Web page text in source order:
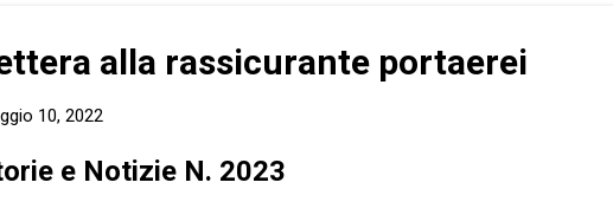
alla rassicurante portaerei
10, 2022
e Notizie N. 2023